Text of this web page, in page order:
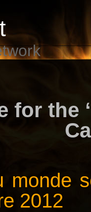
for the
monde
2012